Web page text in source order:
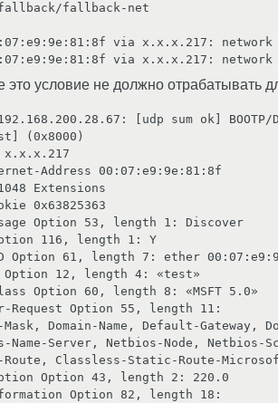
fallback-net
00:07:e9:9e:81:8f via x.x.x.217:
условие не должно отрабатывать
[udp sum ok]
(0x8000)